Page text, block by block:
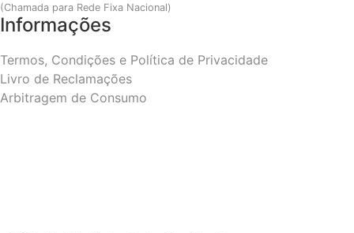
(Chamada para Rede Fixa Nacional)
Informações
Termos, Condições e Política de Privacidade
Livro de Reclamações
Arbitragem de Consumo